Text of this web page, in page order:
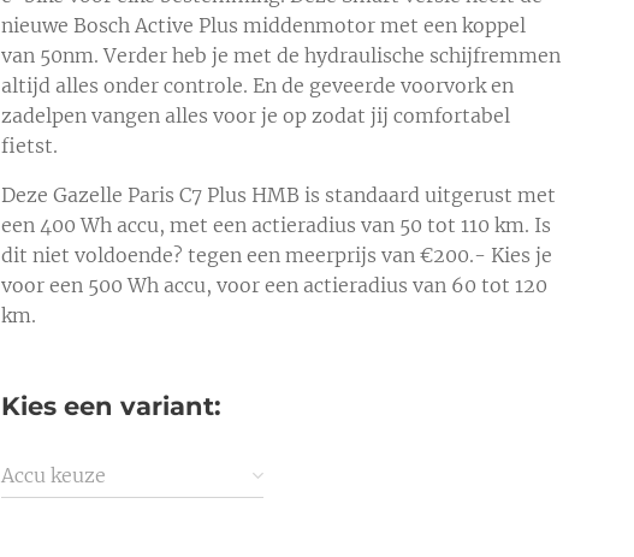
nieuwe Bosch Active Plus middenmotor met een koppel
van 50nm. Verder heb je met de hydraulische schijfremmen
altijd alles onder controle. En de geveerde voorvork en
zadelpen vangen alles voor je op zodat jij comfortabel
fietst.
Deze Gazelle Paris C7 Plus HMB is standaard uitgerust met
een 400 Wh accu, met een actieradius van 50 tot 110 km. Is
dit niet voldoende? tegen een meerprijs van €200.- Kies je
voor een 500 Wh accu, voor een actieradius van 60 tot 120
km.
Kies een variant:
Accu keuze